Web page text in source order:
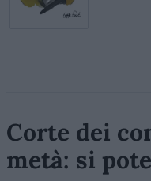
Corte dei
metà: si